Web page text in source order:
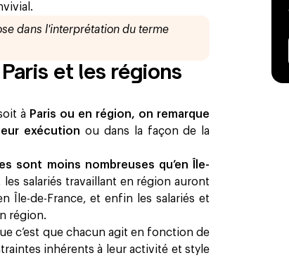
dans l'interprétation du terme
et les régions
à Paris ou en région, on remarque
exécution ou dans la façon de la
sont moins nombreuses qu’en Île-
salariés travaillant en région auront
Île-de-France, et enfin les salariés et
région.
c’est que chacun agit en fonction de
inhérents à leur activité et style